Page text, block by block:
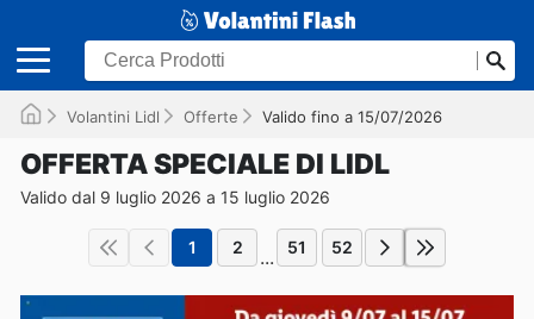
Volantini Lidl Offerte Valido fino a 15/07/2026
OFFERTA SPECIALE DI LIDL
Valido dal 9 luglio 2026 a 15 luglio 2026
1 2 ... 51 52